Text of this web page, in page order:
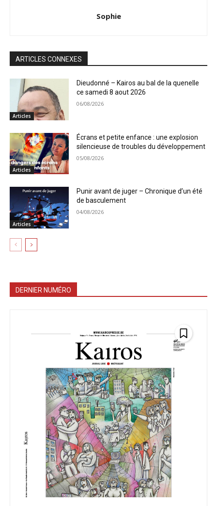
Sophie
ARTICLES CONNEXES
Articles
Dieudonné – Kairos au bal de la quenelle
ce samedi 8 aout 2026
06/08/2026
Articles
Écrans et petite enfance : une explosion
silencieuse de troubles du développement
05/08/2026
Articles
Punir avant de juger – Chronique d’un été
de basculement
04/08/2026
DERNIER NUMÉRO